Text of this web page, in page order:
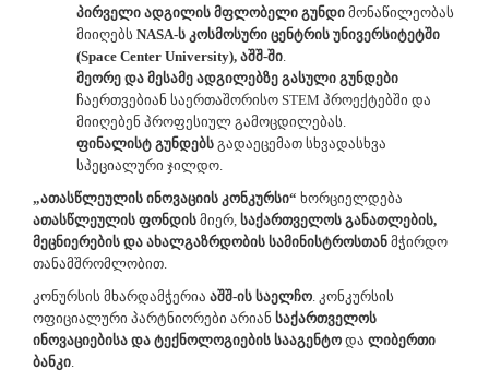
პირველი ადგილის მფლობელი გუნდი მონაწილეობას
მიიღებს NASA-ს კოსმოსური ცენტრის უნივერსიტეტში
(Space Center University), აშშ-ში.
მეორე და მესამე ადგილებზე გასული გუნდები
ჩაერთვებიან საერთაშორისო STEM პროექტებში და
მიიღებენ პროფესიულ გამოცდილებას.
ფინალისტ გუნდებს გადაეცემათ სხვადასხვა
სპეციალური ჯილდო.
„ათასწლეულის ინოვაციის კონკურსი“ ხორციელდება
ათასწლეულის ფონდის მიერ, საქართველოს განათლების,
მეცნიერების და ახალგაზრდობის სამინისტროსთან მჭირდო
თანამშრომლობით.
კონურსის მხარდამჭერია აშშ-ის საელჩო. კონკურსის
ოფიციალური პარტნიორები არიან საქართველოს
ინოვაციებისა და ტექნოლოგიების სააგენტო და ლიბერთი
ბანკი.